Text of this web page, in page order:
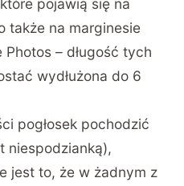
pojawią się na
także na marginesie
– długość tych
wydłużona do 6
pogłosek pochodzić
niespodzianką),
jest to, że w żadnym z